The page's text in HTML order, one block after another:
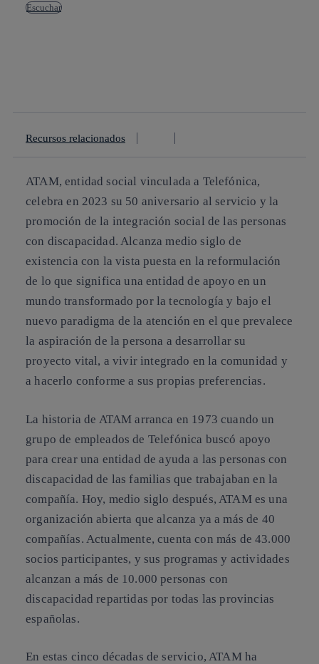
Escuchar
Recursos relacionados
ATAM, entidad social vinculada a Telefónica,
celebra en 2023 su 50 aniversario al servicio y la
promoción de la integración social de las personas
con discapacidad. Alcanza medio siglo de
existencia con la vista puesta en la reformulación
de lo que significa una entidad de apoyo en un
mundo transformado por la tecnología y bajo el
nuevo paradigma de la atención en el que prevalece
la aspiración de la persona a desarrollar su
proyecto vital, a vivir integrado en la comunidad y
a hacerlo conforme a sus propias preferencias.
La historia de ATAM arranca en 1973 cuando un
grupo de empleados de Telefónica buscó apoyo
para crear una entidad de ayuda a las personas con
discapacidad de las familias que trabajaban en la
compañía. Hoy, medio siglo después, ATAM es una
organización abierta que alcanza ya a más de 40
compañías. Actualmente, cuenta con más de 43.000
socios participantes, y sus programas y actividades
alcanzan a más de 10.000 personas con
discapacidad repartidas por todas las provincias
españolas.
En estas cinco décadas de servicio, ATAM ha